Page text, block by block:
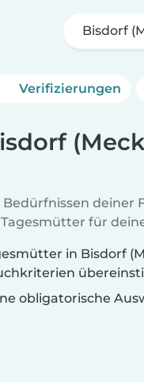
Bisdorf
Verifizierungen
deiner
für
in Bisdorf
obligatorische